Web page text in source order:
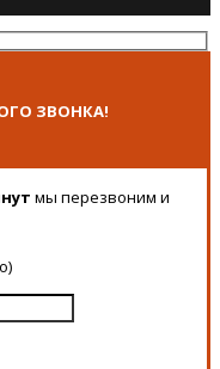
ЗВОНКА!
мы перезвоним и